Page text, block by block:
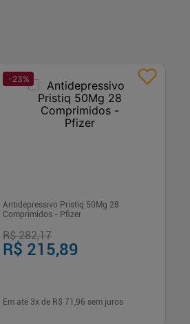
-23%
Antidepressivo Pristiq 50Mg 28
Comprimidos - Pfizer
R$ 282,17
R$ 215,89
Em até 3x de R$ 71,96 sem juros